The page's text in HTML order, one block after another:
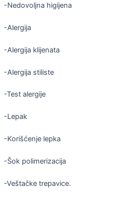
-Nedovoljna higijena
-Alergija
-Alergija klijenata
-Alergija stiliste
-Test alergije
-Lepak
-Korišćenje lepka
-Šok polimerizacija
-Veštačke trepavice.